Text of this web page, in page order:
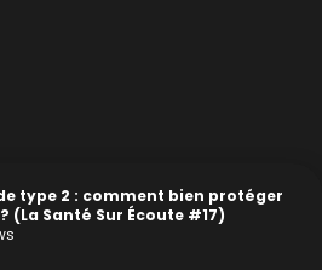
type 2 : comment bien protéger
(La Santé Sur Écoute #17)